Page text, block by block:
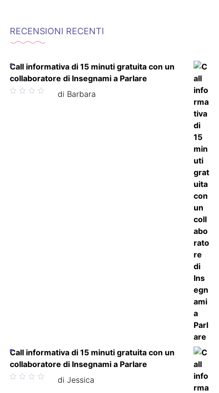
RECENSIONI RECENTI
Call informativa di 15 minuti gratuita con un
collaboratore di Insegnami a Parlare
Valutato di Barbara
Call informativa di 15 minuti gratuita con un
collaboratore di Insegnami a Parlare
Valutato di Jessica